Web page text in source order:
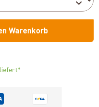
Warenkorb